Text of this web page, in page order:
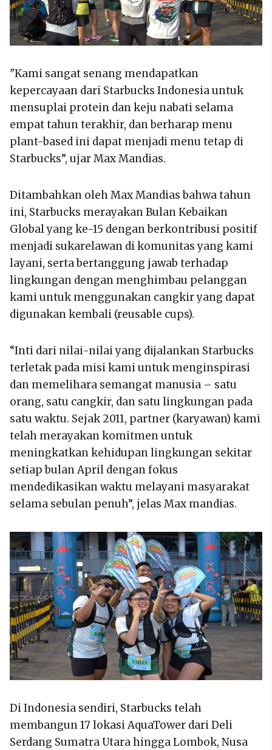
"Kami sangat senang mendapatkan
kepercayaan dari Starbucks Indonesia untuk
mensuplai protein dan keju nabati selama
empat tahun terakhir, dan berharap menu
plant-based ini dapat menjadi menu tetap di
Starbucks”, ujar Max Mandias.
Ditambahkan oleh Max Mandias bahwa tahun
ini, Starbucks merayakan Bulan Kebaikan
Global yang ke-15 dengan berkontribusi positif
menjadi sukarelawan di komunitas yang kami
layani, serta bertanggung jawab terhadap
lingkungan dengan menghimbau pelanggan
kami untuk menggunakan cangkir yang dapat
digunakan kembali (reusable cups).
“Inti dari nilai-nilai yang dijalankan Starbucks
terletak pada misi kami untuk menginspirasi
dan memelihara semangat manusia – satu
orang, satu cangkir, dan satu lingkungan pada
satu waktu. Sejak 2011, partner (karyawan) kami
telah merayakan komitmen untuk
meningkatkan kehidupan lingkungan sekitar
setiap bulan April dengan fokus
mendedikasikan waktu melayani masyarakat
selama sebulan penuh”, jelas Max mandias.
Di Indonesia sendiri, Starbucks telah
membangun 17 lokasi AquaTower dari Deli
Serdang Sumatra Utara hingga Lombok, Nusa